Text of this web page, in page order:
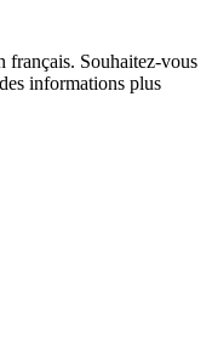
français. Souhaitez-vous
informations plus